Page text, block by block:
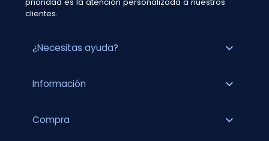
prioridad es la atención personalizada a nuestros
clientes.
¿Necesitas ayuda? expand_more
Información expand_more
Compra expand_more